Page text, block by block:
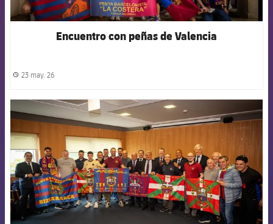
Encuentro con peñas de Valencia
label.share.clock
23 may. 26
FCB Barcelona badge